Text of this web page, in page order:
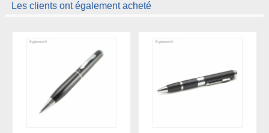
Les clients ont également acheté